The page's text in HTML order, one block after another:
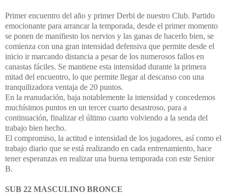
Primer encuentro del año y primer Derbi de nuestro Club. Partido
emocionante para arrancar la temporada, desde el primer momento
se ponen de manifiesto los nervios y las ganas de hacerlo bien, se
comienza con una gran intensidad defensiva que permite desde el
inicio ir marcando distancia a pesar de los numerosos fallos en
canastas fáciles. Se mantiene esta intensidad durante la primera
mitad del encuentro, lo que permite llegar al descanso con una
tranquilizadora ventaja de 20 puntos.
En la reanudación, baja notablemente la intensidad y concedemos
muchísimos puntos en un tercer cuarto desastroso, para a
continuación, finalizar el último cuarto volviendo a la senda del
trabajo bien hecho.
El compromiso, la actitud e intensidad de los jugadores, así como el
trabajo diario que se está realizando en cada entrenamiento, hace
tener esperanzas en realizar una buena temporada con este Senior
B.
SUB 22 MASCULINO BRONCE